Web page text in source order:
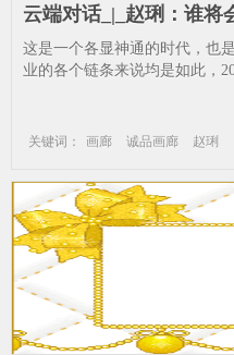
云端对话_|_赵琍：谁将
赵琍-嘉德艺术中心-张
这是一个各显神通的时代，也
业的各个链条来说均是如此，
关键词： 画廊 诚品画廊
赵琍
艺术品
市场